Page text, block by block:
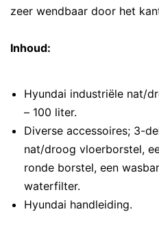
zeer wendbaar door het
Inhoud:
Hyundai industriële nat/
– 100 liter.
Diverse accessoires; 3-
nat/droog vloerborstel,
ronde borstel, een
waterfilter.
Hyundai handleiding.